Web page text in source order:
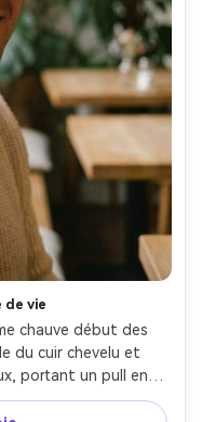
de vie
chauve début des
du cuir chevelu et
portant un pull en
avec des